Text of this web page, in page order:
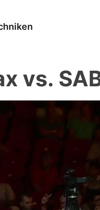
vs.